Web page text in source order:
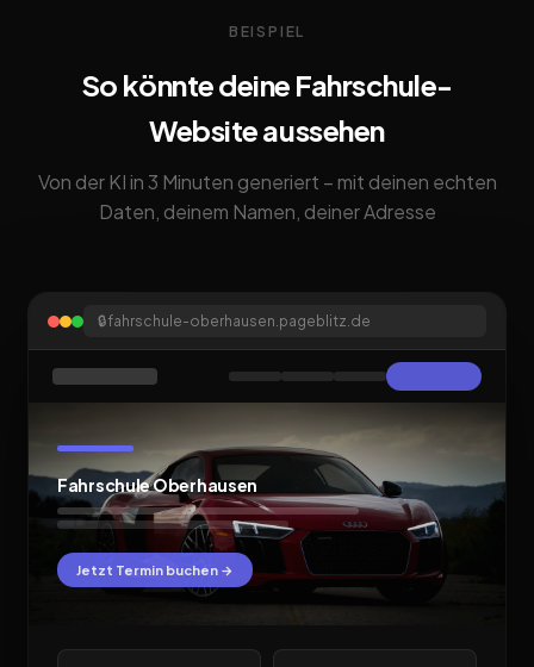
BEISPIEL
So könnte deine Fahrschule-
Website aussehen
Von der KI in 3 Minuten generiert – mit deinen echten
Daten, deinem Namen, deiner Adresse
🔒fahrschule-oberhausen.pageblitz.de
Fahrschule Oberhausen
Jetzt Termin buchen →